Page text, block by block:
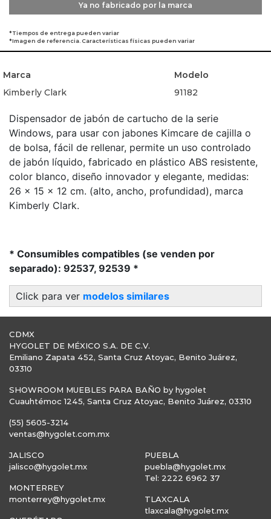
Ya no fabricado por la marca
*Tiempos de entrega pueden variar
*Imagen de referencia. Características físicas pueden variar
Marca
Modelo
Kimberly Clark
91182
Dispensador de jabón de cartucho de la serie
Windows, para usar con jabones Kimcare de cajilla o
de bolsa, fácil de rellenar, permite un uso controlado
de jabón líquido, fabricado en plástico ABS resistente,
color blanco, diseño innovador y elegante, medidas:
26 x 15 x 12 cm. (alto, ancho, profundidad), marca
Kimberly Clark.
* Consumibles compatibles (se venden por
separado): 92537, 92539 *
Click para ver modelos similares
CDMX
HYGOLET DE MÉXICO S.A. DE C.V.
Emiliano Zapata 452, Santa Cruz Atoyac, Benito Juárez,
03310
SHOWROOM MUEBLES PARA BAÑO by hygolet
Cuauhtémoc 1245, Santa Cruz Atoyac, Benito Juárez, 03310
(55) 5605-3214
ventas@hygolet.com.mx
JALISCO
jalisco@hygolet.mx
MONTERREY
monterrey@hygolet.mx
PUEBLA
puebla@hygolet.mx
Tel: 2222 6962 37
TLAXCALA
tlaxcala@hygolet.mx